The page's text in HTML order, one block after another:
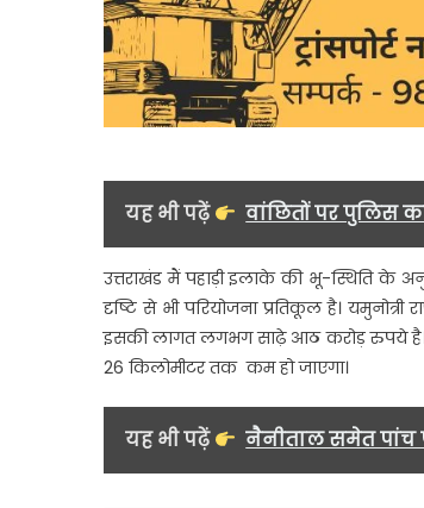
यह भी पढ़ें वांछितों पर पुलिस
उत्तराखंड मैं पहाड़ी इलाके की भू-स्थिति के
दृष्टि से भी परियोजना प्रतिकूल है।
इसकी लागत लगभग साढ़े आठ करोड़ रुपये है।
26 किलोमीटर तक कम हो जाएगा।
यह भी पढ़ें नैनीताल समेत पांच